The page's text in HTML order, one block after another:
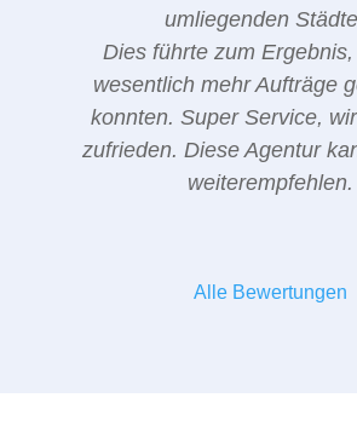
umliegenden
Dies führte zum
wesentlich mehr Aufträge
konnten. Super Service,
zufrieden. Diese Agentur
weiterempfehlen.
Alle Bewertungen